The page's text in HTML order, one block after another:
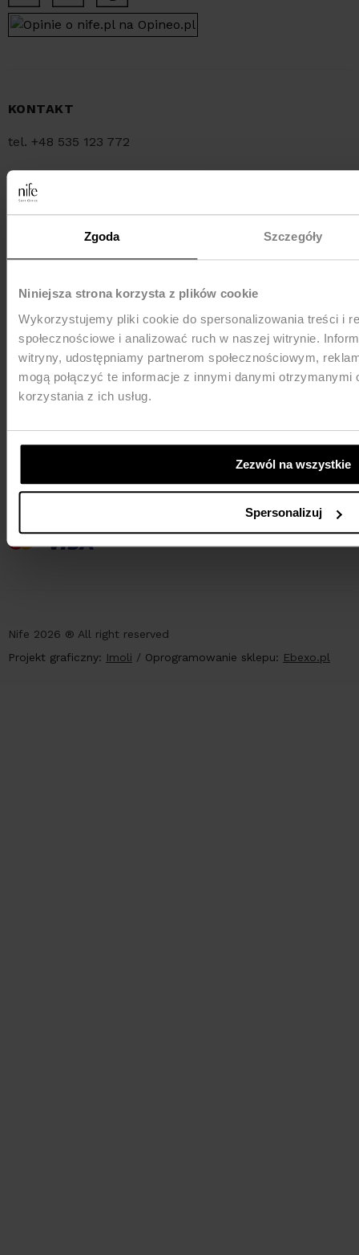
Zgoda Szczegóły
Niniejsza strona korzysta z plików cookie
Wykorzystujemy pliki cookie do spersonalizowania treści i
społecznościowe i analizować ruch w naszej witrynie.
witryny, udostępniamy partnerom społecznościowym,
mogą połączyć te informacje z innymi danymi
korzystania z ich usług.
Zezwól na wszystkie
Spersonalizuj
KONTAKT
tel. +48 535 123 772
tel. +48 34 321 30 55
e-mail:sklep@nife.pl
MEDIA e-mail:
WYSYŁKA
PŁATNOŚCI
Nife 2026 ® All right reserved
Projekt graficzny: Imoli / Oprogramowanie sklepu: Ebexo.pl